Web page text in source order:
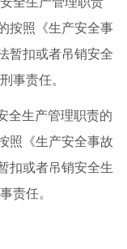
按照《生产安全事
暂扣或者吊销安全
事责任。
全生产管理职责的
照《生产安全事故
扣或者吊销安全生
责任。